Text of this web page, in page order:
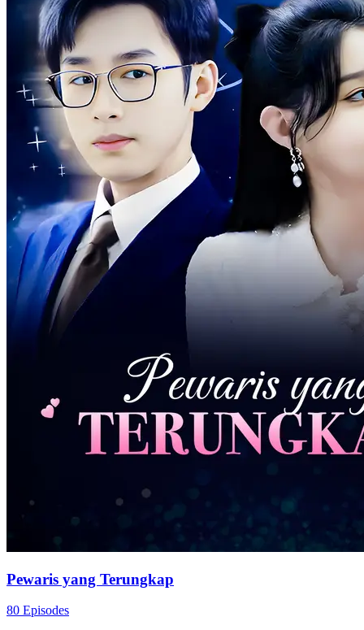
Pewaris yang Terungkap
80 Episodes